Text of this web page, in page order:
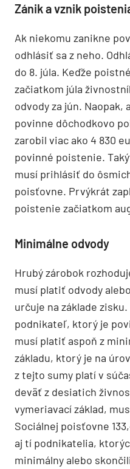
Zánik a vznik
Ak niekomu zanikne
odhlásiť sa z neho.
do 8. júla. Keďže
začiatkom júla
odvody za jún.
povinne dôchodkovo
zarobil viac ako 4 830
povinné poistenie.
musí prihlásiť do
poisťovne. Prvýkrát
poistenie začiatkom
Minimálne odvody
Hrubý zárobok
musí platiť odvody
určuje na základe
podnikateľ, ktorý je
musí platiť aspoň z
základu, ktorý je na
z tejto sumy platí v
deväť z desiatich
vymeriavací základ,
Sociálnej poisťovne
aj tí podnikatelia,
minimálny alebo